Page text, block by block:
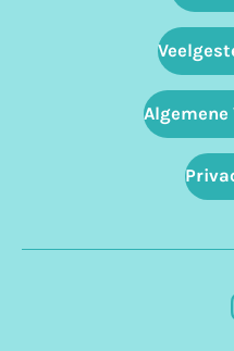
Algemene